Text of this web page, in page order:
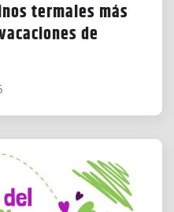
termales más
de